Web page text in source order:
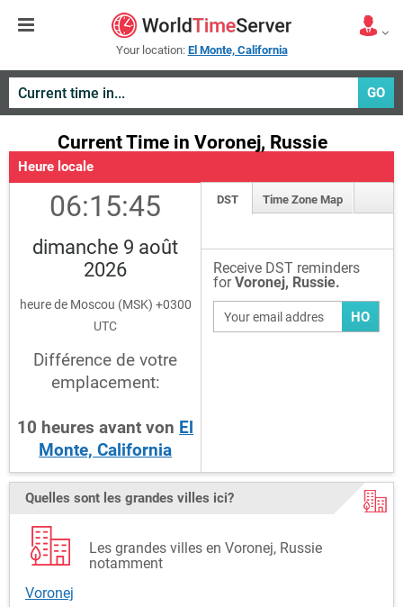
Your location: El Monte, California
GO
Current Time in Voronej, Russie
Heure locale
06:15:45
dimanche 9 août
2026
heure de Moscou (MSK) +0300
UTC
Différence de votre
emplacement:
10 heures avant von El
Monte, California
DST Time Zone Map
Receive DST reminders
forVoronej, Russie.
HO
Quelles sont les grandes villes ici?
Les grandes villes en Voronej, Russie
notamment
Voronej